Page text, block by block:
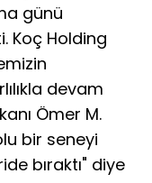
günü
Koç Holding
devam
Ömer M.
bir seneyi
bıraktı" diye